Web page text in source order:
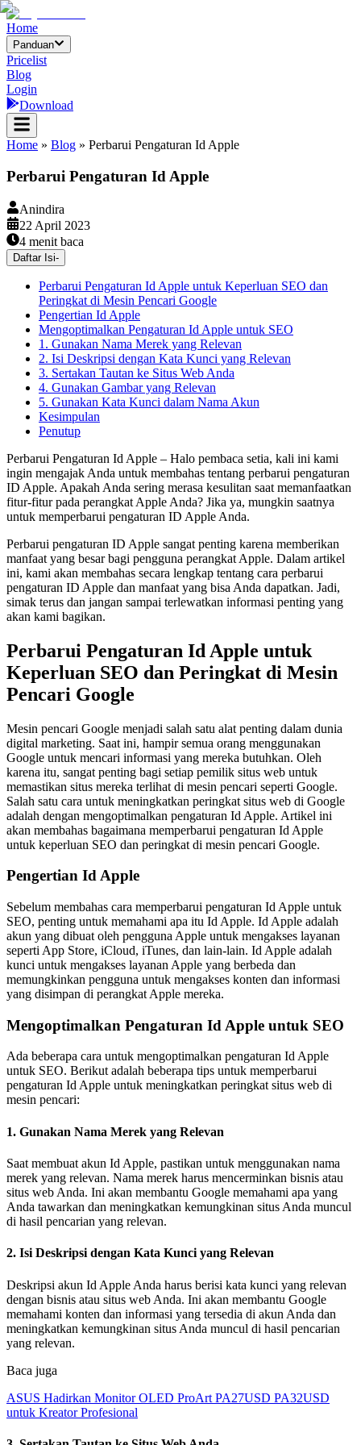
Home
Panduan
Pricelist
Blog
Login
Download
Home » Blog » Perbarui Pengaturan Id Apple
Perbarui Pengaturan Id Apple
Anindira
22 April 2023
4 menit baca
Daftar Isi-
Perbarui Pengaturan Id Apple untuk Keperluan SEO dan
Peringkat di Mesin Pencari Google
Pengertian Id Apple
Mengoptimalkan Pengaturan Id Apple untuk SEO
1. Gunakan Nama Merek yang Relevan
2. Isi Deskripsi dengan Kata Kunci yang Relevan
3. Sertakan Tautan ke Situs Web Anda
4. Gunakan Gambar yang Relevan
5. Gunakan Kata Kunci dalam Nama Akun
Kesimpulan
Penutup
Perbarui Pengaturan Id Apple – Halo pembaca setia, kali ini kami
ingin mengajak Anda untuk membahas tentang perbarui pengaturan
ID Apple. Apakah Anda sering merasa kesulitan saat memanfaatkan
fitur-fitur pada perangkat Apple Anda? Jika ya, mungkin saatnya
untuk memperbarui pengaturan ID Apple Anda.
Perbarui pengaturan ID Apple sangat penting karena memberikan
manfaat yang besar bagi pengguna perangkat Apple. Dalam artikel
ini, kami akan membahas secara lengkap tentang cara perbarui
pengaturan ID Apple dan manfaat yang bisa Anda dapatkan. Jadi,
simak terus dan jangan sampai terlewatkan informasi penting yang
akan kami bagikan.
Perbarui Pengaturan Id Apple untuk
Keperluan SEO dan Peringkat di Mesin
Pencari Google
Mesin pencari Google menjadi salah satu alat penting dalam dunia
digital marketing. Saat ini, hampir semua orang menggunakan
Google untuk mencari informasi yang mereka butuhkan. Oleh
karena itu, sangat penting bagi setiap pemilik situs web untuk
memastikan situs mereka terlihat di mesin pencari seperti Google.
Salah satu cara untuk meningkatkan peringkat situs web di Google
adalah dengan mengoptimalkan pengaturan Id Apple. Artikel ini
akan membahas bagaimana memperbarui pengaturan Id Apple
untuk keperluan SEO dan peringkat di mesin pencari Google.
Pengertian Id Apple
Sebelum membahas cara memperbarui pengaturan Id Apple untuk
SEO, penting untuk memahami apa itu Id Apple. Id Apple adalah
akun yang dibuat oleh pengguna Apple untuk mengakses layanan
seperti App Store, iCloud, iTunes, dan lain-lain. Id Apple adalah
kunci untuk mengakses layanan Apple yang berbeda dan
memungkinkan pengguna untuk mengakses konten dan informasi
yang disimpan di perangkat Apple mereka.
Mengoptimalkan Pengaturan Id Apple untuk SEO
Ada beberapa cara untuk mengoptimalkan pengaturan Id Apple
untuk SEO. Berikut adalah beberapa tips untuk memperbarui
pengaturan Id Apple untuk meningkatkan peringkat situs web di
mesin pencari:
1. Gunakan Nama Merek yang Relevan
Saat membuat akun Id Apple, pastikan untuk menggunakan nama
merek yang relevan. Nama merek harus mencerminkan bisnis atau
situs web Anda. Ini akan membantu Google memahami apa yang
Anda tawarkan dan meningkatkan kemungkinan situs Anda muncul
di hasil pencarian yang relevan.
2. Isi Deskripsi dengan Kata Kunci yang Relevan
Deskripsi akun Id Apple Anda harus berisi kata kunci yang relevan
dengan bisnis atau situs web Anda. Ini akan membantu Google
memahami konten dan informasi yang tersedia di akun Anda dan
meningkatkan kemungkinan situs Anda muncul di hasil pencarian
yang relevan.
Baca juga
ASUS Hadirkan Monitor OLED ProArt PA27USD PA32USD
untuk Kreator Profesional